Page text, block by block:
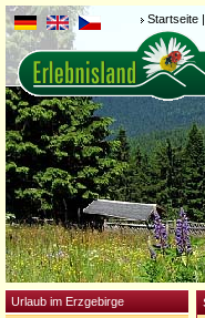
Startseite |
Urlaub im Erzgebirge